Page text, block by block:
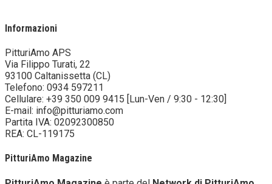
Informazioni
PitturiAmo APS
Via Filippo Turati, 22
93100 Caltanissetta (CL)
Telefono: 0934 597211
Cellulare: +39 350 009 9415 [Lun-Ven / 9:30 - 12:30]
E-mail: info@pitturiamo.com
Partita IVA: 02092300850
REA: CL-119175
PitturiAmo Magazine